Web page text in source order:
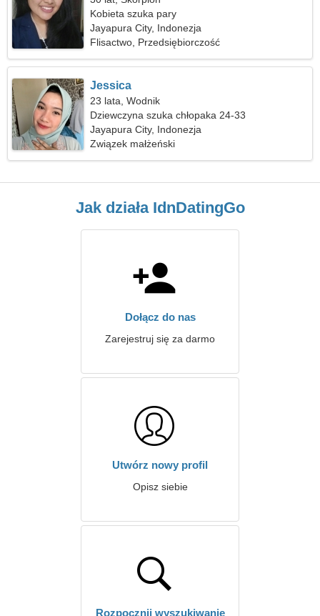
Kobieta szuka pary
Jayapura City, Indonezja
Flisactwo, Przedsiębiorczość
Jessica
23 lata, Wodnik
Dziewczyna szuka chłopaka 24-33
Jayapura City, Indonezja
Związek małżeński
Jak działa IdnDatingGo
Dołącz do nas
Zarejestruj się za darmo
Utwórz nowy profil
Opisz siebie
Rozpocznij wyszukiwanie